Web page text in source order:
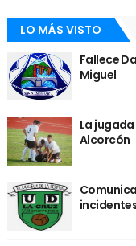
LO MÁS VISTO
Fallece
Miguel
La
Alcorcón